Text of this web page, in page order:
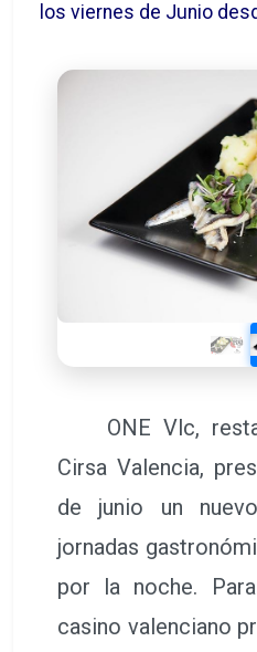
los viernes de Junio
ONE Vlc,
Cirsa Valencia,
de junio un
jornadas
por la noche.
casino valenciano